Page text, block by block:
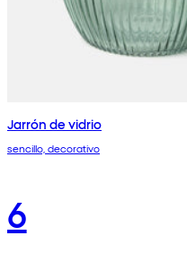
Jarrón de vidrio
sencillo, decorativo
6